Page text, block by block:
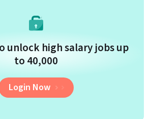
unlock high salary jobs up
to ₹40,000
Login Now